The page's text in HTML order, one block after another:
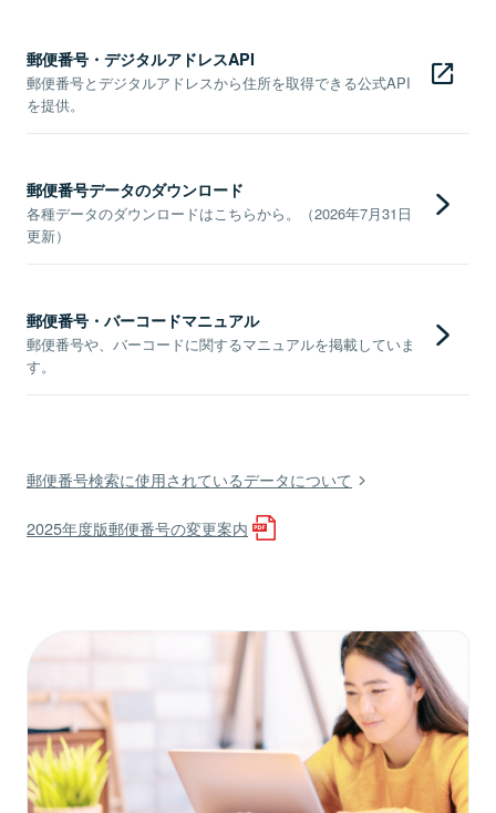
郵便番号・デジタルアドレスAPI
郵便番号とデジタルアドレスから住所を取得できる公式API
を提供。
郵便番号データのダウンロード
各種データのダウンロードはこちらから。（2026年7月31日
更新）
郵便番号・バーコードマニュアル
郵便番号や、バーコードに関するマニュアルを掲載していま
す。
郵便番号検索に使用されているデータについて
2025年度版郵便番号の変更案内